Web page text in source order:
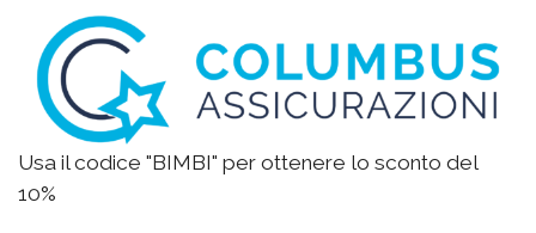
Usa il codice "BIMBI" per ottenere lo sconto del
10%